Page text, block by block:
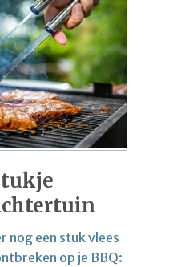
nog een stuk vlees
op je BBQ: